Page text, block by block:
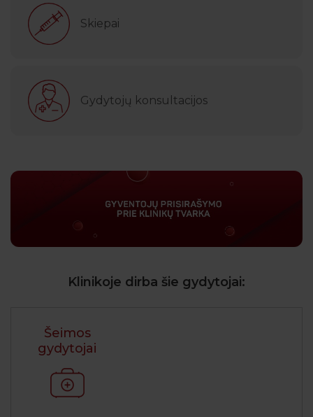
Skiepai
Gydytojų konsultacijos
Klinikoje dirba šie gydytojai:
Šeimos
gydytojai